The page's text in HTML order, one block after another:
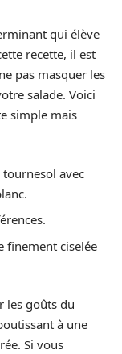
qui élève
recette, il est
pas masquer les
salade. Voici
simple mais
tournesol avec
finement ciselée
les goûts du
à une
Si vous